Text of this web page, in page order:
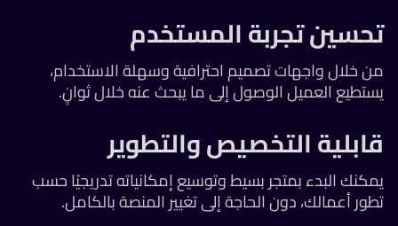
تحسين تجربة المستخدم
من خلال واجهات تصميم احترافية وسهلة الاستخدام،
يستطيع العميل الوصول إلى ما يبحث عنه خلال ثوانٍ.
قابلية التخصيص والتطوير
يمكنك البدء بمتجر بسيط وتوسيع إمكانياته تدريجيًا حسب
تطور أعمالك، دون الحاجة إلى تغيير المنصة بالكامل.